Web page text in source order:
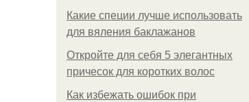
Какие специи лучше использовать
для вяления баклажанов
Откройте для себя 5 элегантных
причесок для коротких волос
Как избежать ошибок при